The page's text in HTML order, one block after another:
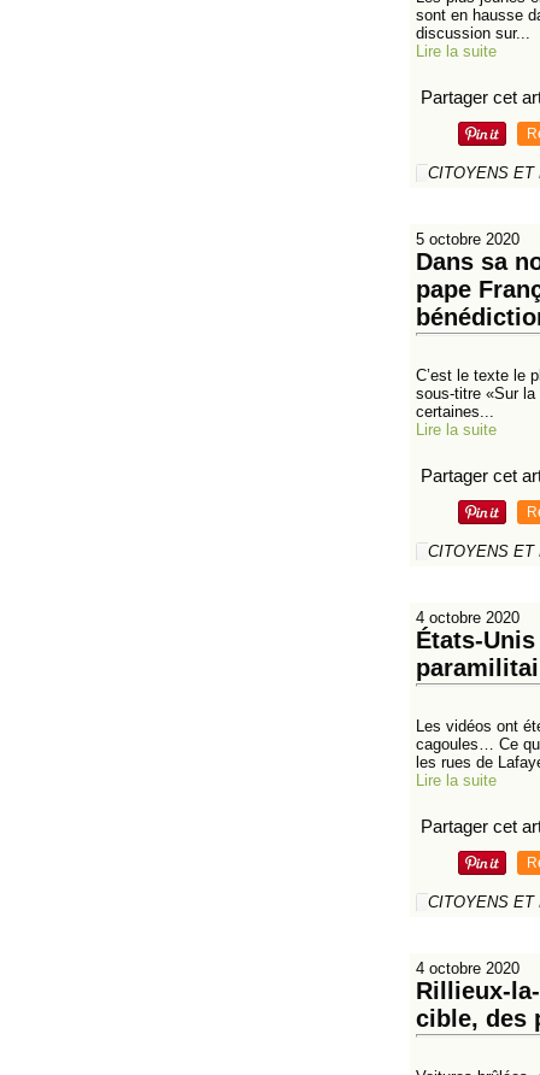
sont en hausse
discussion sur...
Lire la suite
Partager cet
CITOYENS ET
5 octobre 2020
Dans sa
pape
C’est le texte le
sous-titre «Sur la
certaines...
Lire la suite
Partager cet
CITOYENS ET
4 octobre 2020
États-
Les vidéos ont
cagoules… Ce
les rues de
Lire la suite
Partager cet
CITOYENS ET
4 octobre 2020
Rillieux-
cible, des